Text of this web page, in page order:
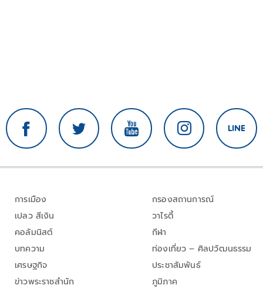
การเมือง
เปลว สีเงิน
คอลัมนิสต์
บทความ
เศรษฐกิจ
ข่าวพระราชสำนัก
กรองสถานการณ์
วาไรตี้
กีฬา
ท่องเที่ยว – ศิลปวัฒนธรรม
ประชาสัมพันธ์
ภูมิภาค